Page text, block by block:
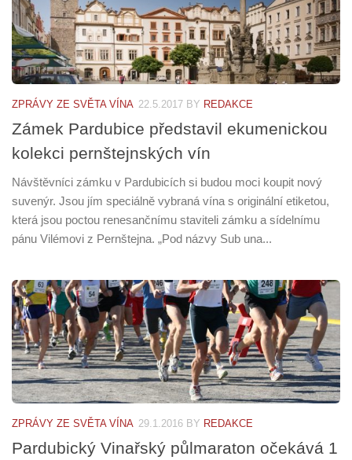
ZPRÁVY ZE SVĚTA VÍNA 22.5.2017 BY REDAKCE
Zámek Pardubice představil ekumenickou
kolekci pernštejnských vín
Návštěvníci zámku v Pardubicích si budou moci koupit nový
suvenýr. Jsou jím speciálně vybraná vína s originální etiketou,
která jsou poctou renesančnímu staviteli zámku a sídelnímu
pánu Vilémovi z Pernštejna. „Pod názvy Sub una...
ZPRÁVY ZE SVĚTA VÍNA 29.1.2016 BY REDAKCE
Pardubický Vinařský půlmaraton očekává 1